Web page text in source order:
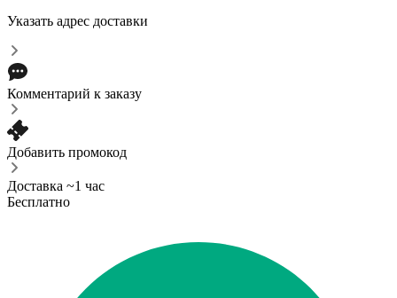
Указать адрес доставки
Комментарий к заказу
Добавить промокод
Доставка ~1 час
Бесплатно